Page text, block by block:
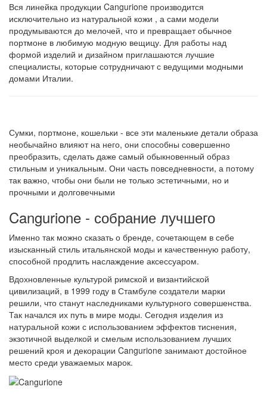
Вся линейка продукции Cangurione производится
исключительно из натуральной кожи , а сами модели
продумываются до мелочей, что и превращает обычное
портмоне в любимую модную вещицу. Для работы над
формой изделий и дизайном приглашаются лучшие
специалисты, которые сотрудничают с ведущими модными
домами Италии.
Сумки, портмоне, кошельки - все эти маленькие детали образа
необычайно влияют на него, они способны совершенно
преобразить, сделать даже самый обыкновенный образ
стильным и уникальным. Они часть повседневности, а потому
так важно, чтобы они были не только эстетичными, но и
прочными и долговечными
Cangurione - собрание лучшего
Именно так можно сказать о бренде, сочетающем в себе
изысканный стиль итальянской моды и качественную работу,
способной продлить наслаждение аксессуаром.
Вдохновленные культурой римской и византийской
цивилизаций, в 1999 году в Стамбуле создатели марки
решили, что станут наследниками культурного совершенства.
Так начался их путь в мире моды. Сегодня изделия из
натуральной кожи с использованием эффектов тиснения,
экзотичной выделкой и смелым использованием лучших
решений кроя и декорации Cangurione занимают достойное
место среди уважаемых марок.